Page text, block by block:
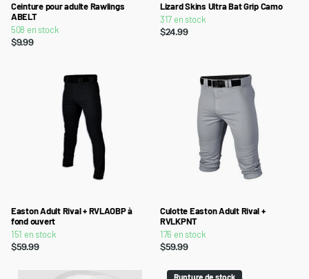
Ceinture pour adulte Rawlings
ABELT
508 en stock
$9.99
Lizard Skins Ultra Bat Grip Camo
317 en stock
$24.99
Easton Adult Rival + RVLAOBP à
fond ouvert
151 en stock
$59.99
Culotte Easton Adult Rival +
RVLKPNT
176 en stock
$59.99